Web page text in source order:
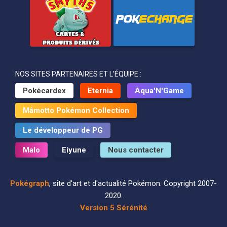
NOS SITES PARTENAIRES ET L’ÉQUIPE :
Pokécardex Eternia Aqua'N'Game
Mâmotto Pokémon Collection
Le développeur de PG
Malo Eiyune Nous contacter
Pokégraph, site d'art et d'actualité Pokémon. Copyright 2007-
2020.
Version 5 Sérénité